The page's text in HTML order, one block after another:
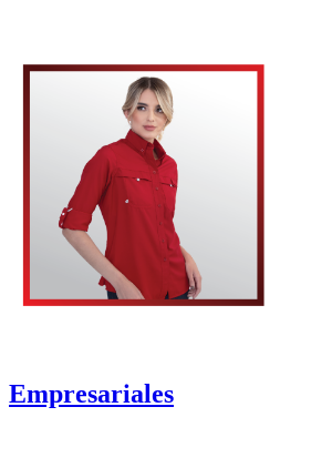
Empresariales